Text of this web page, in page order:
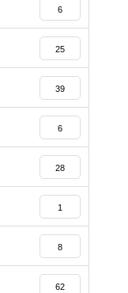
6
25
39
6
28
1
8
62